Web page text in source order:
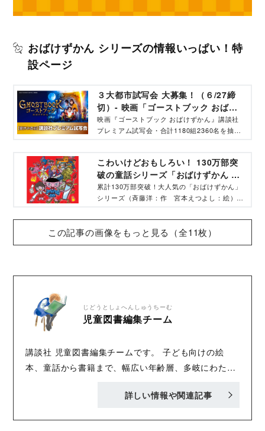
おばけずかん シリーズの情報いっぱい！特
設ページ
３大都市試写会 大募集！（６/27締
切）- 映画「ゴーストブック おばけ
ずかん」
映画『ゴーストブック おばけずかん』講談社
プレミアム試写会・合計1180組2360名を抽選
贈る究極の異世界冒険ファンタジー＜作品概要
＞出演：城桧吏 柴崎楓雅 サニーマックレン
ドン 吉村文香 神木隆之介 新垣結衣、監
督・脚本・VFX・ストーリー原案・キャラクタ
斉藤洋・作 宮本えつよし・絵 『おばけずか
ん』シリーズ（講談社刊）
こわいけどおもしろい！ 130万部突
破の童話シリーズ「おばけずかん 」
- コクリコ［cocreco］
累計130万部突破！大人気の「おばけずかん」
シリーズ（斉藤洋：作 宮本えつよし：絵）
鑑」という名前の童話です。
この記事の画像をもっと見る（全11枚）
じどうとしょへんしゅうちーむ
児童図書編集チーム
講談社 児童図書編集チームです。 子ども向けの絵
本、童話から書籍まで、幅広い年齢層、多岐にわたる
Twitter :@Kodansha_jidou YA! Entertainmentの
詳しい情報や関連記事